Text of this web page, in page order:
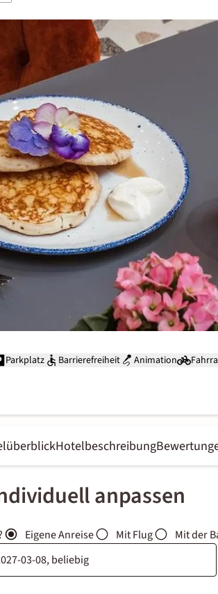
Parkplatz Barrierefreiheit Animation
Hotelbeschreibung
anpassen
Eigene Anreise Mit Flug Mit der